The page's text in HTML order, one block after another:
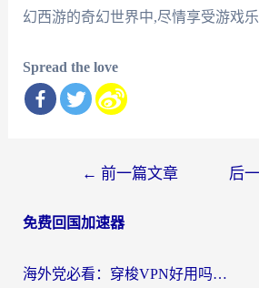
幻西游的奇幻世界中,尽情享受游戏乐
Spread the love
导
← 前一篇文章 后
免费回国加速器
海外党必看：穿梭VPN好用吗？和云帆VPN对比哪个回国效果更好？附真实测评+避坑指南